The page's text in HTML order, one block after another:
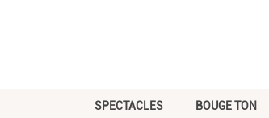
SPECTACLES BOUGE TON